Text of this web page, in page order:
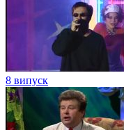
8 випуск